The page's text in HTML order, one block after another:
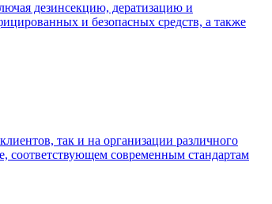
дезинсекцию, дератизацию и
и безопасных средств, а также
так и на организации различного
соответствующем современным стандартам